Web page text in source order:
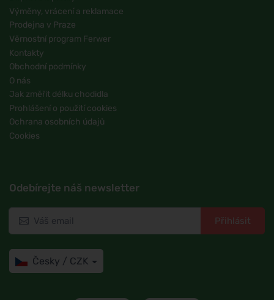
Výměny, vrácení a reklamace
Prodejna v Praze
Věrnostní program Ferwer
Kontakty
Obchodní podmínky
O nás
Jak změřit délku chodidla
Prohlášení o použití cookies
Ochrana osobních údajů
Cookies
Odebírejte náš newsletter
Přihlásit
Česky / CZK